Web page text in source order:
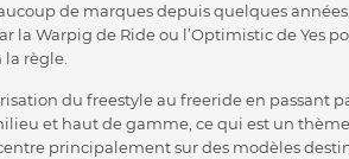
de marques depuis quelques
la Warpig de Ride ou l’Optimistic de Yes
la règle.
du freestyle au freeride en passant
et haut de gamme, ce qui est un
principalement sur des modèles